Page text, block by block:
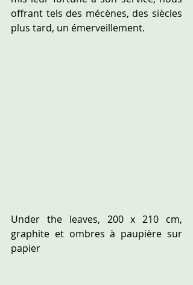
offrant tels des mécènes, des siècles
plus tard, un émerveillement.
Under the leaves, 200 x 210 cm,
graphite et ombres à paupière sur
papier